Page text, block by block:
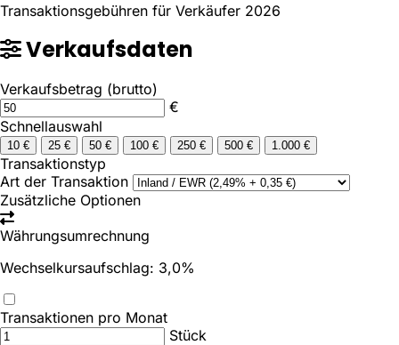
Transaktionsgebühren für Verkäufer 2026
Verkaufsdaten
Verkaufsbetrag (brutto)
€
Schnellauswahl
10 € 25 € 50 € 100 € 250 € 500 € 1.000 €
Transaktionstyp
Art der Transaktion
Zusätzliche Optionen
Währungsumrechnung
Wechselkursaufschlag: 3,0%
Transaktionen pro Monat
Stück